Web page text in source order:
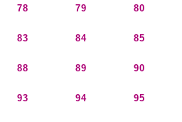
78 79 80
83 84 85
88 89 90
93 94 95